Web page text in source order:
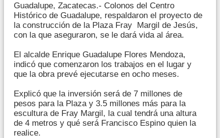
Guadalupe, Zacatecas.- Colonos del Centro
Histórico de Guadalupe, respaldaron el proyecto de
la construcción de la Plaza Fray Margil de Jesús,
con la que aseguraron, se le dará vida al área.
El alcalde Enrique Guadalupe Flores Mendoza,
indicó que comenzaron los trabajos en el lugar y
que la obra prevé ejecutarse en ocho meses.
Explicó que la inversión será de 7 millones de
pesos para la Plaza y 3.5 millones más para la
escultura de Fray Margil, la cual tendrá una altura
de 4 metros y qué será Francisco Espino quien la
realice.